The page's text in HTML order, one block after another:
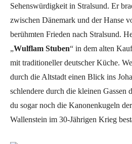
Sehenswürdigkeit in Stralsund. Er
zwischen Dänemark und der Hanse
berühmten Frieden nach Stralsund.
„Wulflam Stuben“ in dem alten
mit traditioneller deutscher Küche.
durch die Altstadt einen Blick ins
schlendere durch die kleinen Gassen
du sogar noch die Kanonenkugeln
Wallenstein im 30-Jährigen Krieg